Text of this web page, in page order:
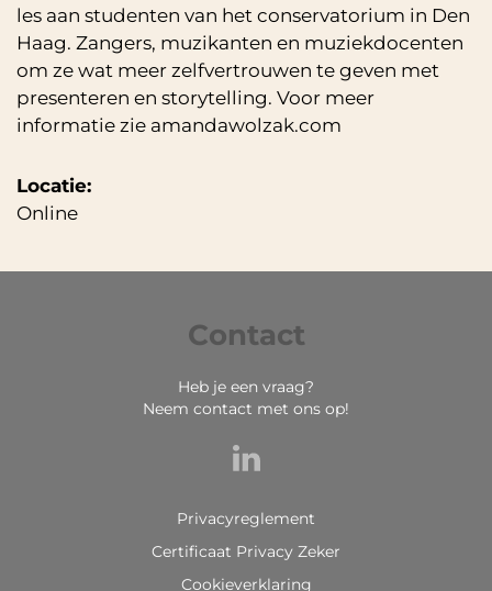
les aan studenten van het conservatorium in Den
Haag. Zangers, muzikanten en muziekdocenten
om ze wat meer zelfvertrouwen te geven met
presenteren en storytelling. Voor meer
informatie zie amandawolzak.com
Locatie:
Online
Contact
Heb je een vraag?
Neem contact met ons op!
Privacyreglement
Certificaat Privacy Zeker
Cookieverklaring